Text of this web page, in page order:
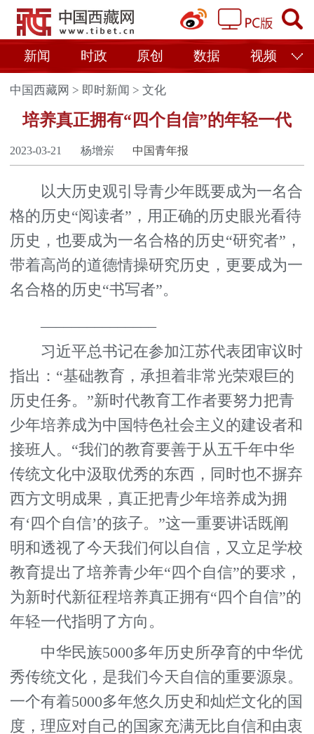
新闻 时政 原创 数据 视频
中国西藏网 > 即时新闻 >文化
培养真正拥有“四个自信”的年轻一代
2023-03-21 杨增岽 中国青年报
以大历史观引导青少年既要成为一名合
格的历史“阅读者”，用正确的历史眼光看待
历史，也要成为一名合格的历史“研究者”，
带着高尚的道德情操研究历史，更要成为一
名合格的历史“书写者”。
习近平总书记在参加江苏代表团审议时
指出：“基础教育，承担着非常光荣艰巨的
历史任务。”新时代教育工作者要努力把青
少年培养成为中国特色社会主义的建设者和
接班人。“我们的教育要善于从五千年中华
传统文化中汲取优秀的东西，同时也不摒弃
西方文明成果，真正把青少年培养成为拥
有‘四个自信’的孩子。”这一重要讲话既阐
明和透视了今天我们何以自信，又立足学校
教育提出了培养青少年“四个自信”的要求，
为新时代新征程培养真正拥有“四个自信”的
年轻一代指明了方向。
中华民族5000多年历史所孕育的中华优
秀传统文化，是我们今天自信的重要源泉。
一个有着5000多年悠久历史和灿烂文化的国
度，理应对自己的国家充满无比自信和由衷